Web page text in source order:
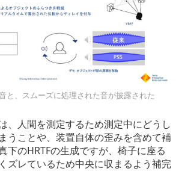
と、スムーズに処理された音が披露された
、人間を測定するため測定中にどうし
うことや、装置自体の歪みを含めて補
下のHRTFの生成ですが、椅子に座る
ズレているため中央に収まるよう補完